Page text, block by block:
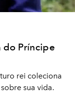
do Príncipe
rei coleciona
sua vida.